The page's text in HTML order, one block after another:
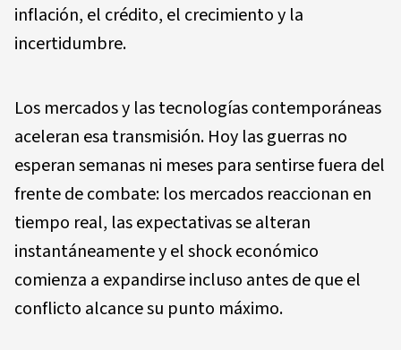
inflación, el crédito, el crecimiento y la
incertidumbre.
Los mercados y las tecnologías contemporáneas
aceleran esa transmisión. Hoy las guerras no
esperan semanas ni meses para sentirse fuera del
frente de combate: los mercados reaccionan en
tiempo real, las expectativas se alteran
instantáneamente y el shock económico
comienza a expandirse incluso antes de que el
conflicto alcance su punto máximo.